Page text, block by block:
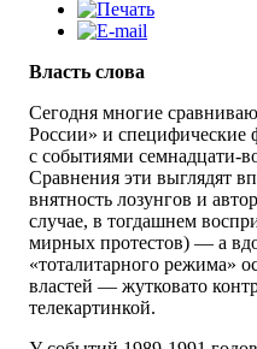
Власть слова
Сегодня многие
России» и специфические
с событиями семнадцати-
Сравнения эти выглядят
внятность лозунгов и
случае, в тогдашнем
мирных протестов) — а
«тоталитарного режима»
властей — жутковато
телекартинкой.